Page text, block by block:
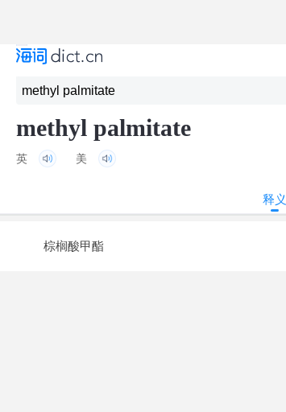
methyl palmitate
英 美
释义
棕榈酸甲酯